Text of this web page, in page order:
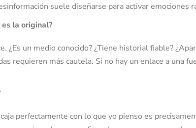
suele diseñarse para activar emociones
la original?
¿Es un medio conocido? ¿Tiene historial fiable?
requieren más cautela. Si no hay un enlace a una
perfectamente con lo que yo pienso es